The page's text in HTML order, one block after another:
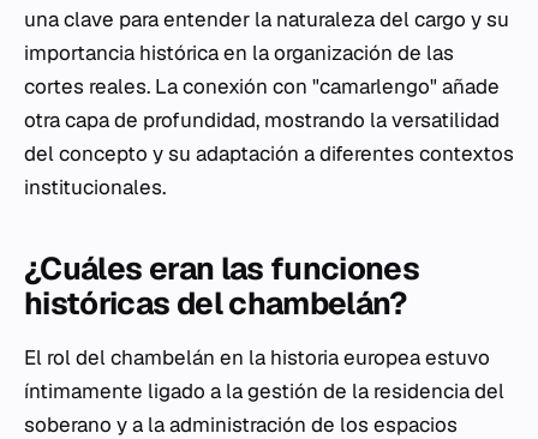
una clave para entender la naturaleza del cargo y su
importancia histórica en la organización de las
cortes reales. La conexión con "camarlengo" añade
otra capa de profundidad, mostrando la versatilidad
del concepto y su adaptación a diferentes contextos
institucionales.
¿Cuáles eran las funciones
históricas del chambelán?
El rol del chambelán en la historia europea estuvo
íntimamente ligado a la gestión de la residencia del
soberano y a la administración de los espacios